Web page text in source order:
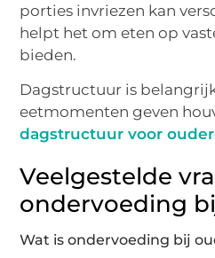
porties invriezen kan
helpt het om eten op
bieden.
Dagstructuur is
eetmomenten geven
dagstructuur voor
Veelgestelde
ondervoeding
Wat is ondervoeding bij